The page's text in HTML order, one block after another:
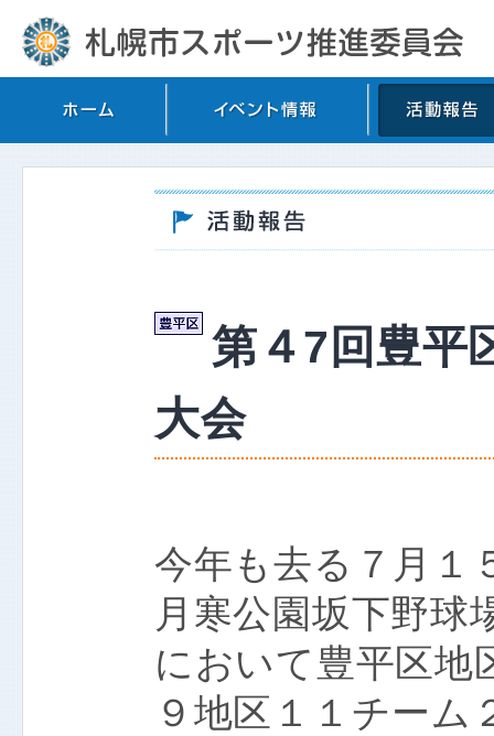
第４7回豊平
大会
今年も去る７月１
月寒公園坂下野球
において豊平区地
９地区１１チーム